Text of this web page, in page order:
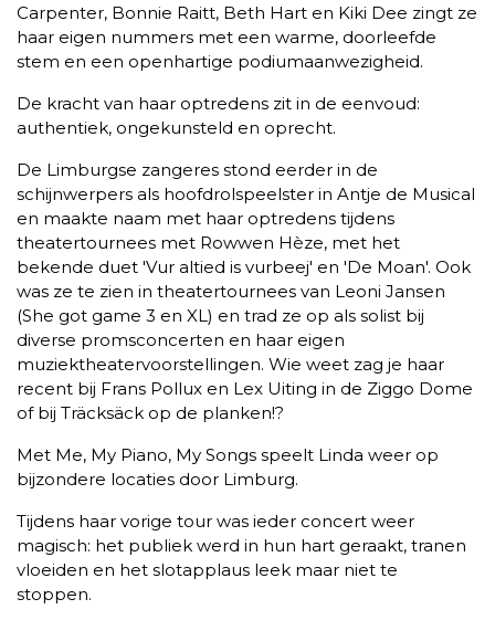
Carpenter, Bonnie Raitt, Beth Hart en Kiki Dee zingt ze
haar eigen nummers met een warme, doorleefde
stem en een openhartige podiumaanwezigheid.
De kracht van haar optredens zit in de eenvoud:
authentiek, ongekunsteld en oprecht.
De Limburgse zangeres stond eerder in de
schijnwerpers als hoofdrolspeelster in Antje de Musical
en maakte naam met haar optredens tijdens
theatertournees met Rowwen Hèze, met het
bekende duet 'Vur altied is vurbeej' en 'De Moan'. Ook
was ze te zien in theatertournees van Leoni Jansen
(She got game 3 en XL) en trad ze op als solist bij
diverse promsconcerten en haar eigen
muziektheatervoorstellingen. Wie weet zag je haar
recent bij Frans Pollux en Lex Uiting in de Ziggo Dome
of bij Träcksäck op de planken!?
Met Me, My Piano, My Songs speelt Linda weer op
bijzondere locaties door Limburg.
Tijdens haar vorige tour was ieder concert weer
magisch: het publiek werd in hun hart geraakt, tranen
vloeiden en het slotapplaus leek maar niet te
stoppen.